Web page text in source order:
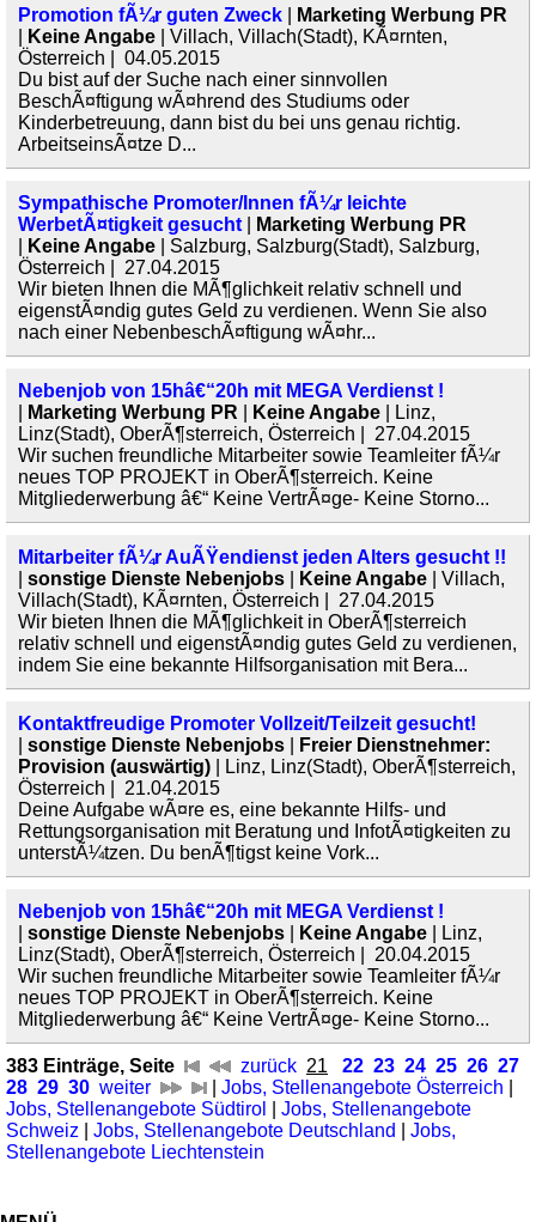
Promotion fÃ¼r guten Zweck
Marketing Werbung PR
Keine Angabe | Villach, Villach(Stadt), KÃ¤rnten,
Österreich | 04.05.2015
Du bist auf der Suche nach einer sinnvollen
BeschÃ¤ftigung wÃ¤hrend des Studiums oder
Kinderbetreuung, dann bist du bei uns genau richtig.
ArbeitseinsÃ¤tze D...
Sympathische Promoter/Innen fÃ¼r leichte
WerbetÃ¤tigkeit gesucht
Marketing Werbung PR
Keine Angabe | Salzburg, Salzburg(Stadt), Salzburg,
Österreich | 27.04.2015
Wir bieten Ihnen die MÃ¶glichkeit relativ schnell und
eigenstÃ¤ndig gutes Geld zu verdienen. Wenn Sie also
nach einer NebenbeschÃ¤ftigung wÃ¤hr...
Nebenjob von 15hâ€“20h mit MEGA Verdienst !
Marketing Werbung PR Keine Angabe | Linz,
Linz(Stadt), OberÃ¶sterreich, Österreich | 27.04.2015
Wir suchen freundliche Mitarbeiter sowie Teamleiter fÃ¼r
neues TOP PROJEKT in OberÃ¶sterreich. Keine
Mitgliederwerbung â€“ Keine VertrÃ¤ge- Keine Storno...
Mitarbeiter fÃ¼r AuÃŸendienst jeden Alters gesucht !!
sonstige Dienste Nebenjobs Keine Angabe | Villach,
Villach(Stadt), KÃ¤rnten, Österreich | 27.04.2015
Wir bieten Ihnen die MÃ¶glichkeit in OberÃ¶sterreich
relativ schnell und eigenstÃ¤ndig gutes Geld zu verdienen,
indem Sie eine bekannte Hilfsorganisation mit Bera...
Kontaktfreudige Promoter Vollzeit/Teilzeit gesucht!
sonstige Dienste Nebenjobs
Freier Dienstnehmer:
Provision (auswärtig) | Linz, Linz(Stadt), OberÃ¶sterreich,
Österreich | 21.04.2015
Deine Aufgabe wÃ¤re es, eine bekannte Hilfs- und
Rettungsorganisation mit Beratung und InfotÃ¤tigkeiten zu
unterstÃ¼tzen. Du benÃ¶tigst keine Vork...
Nebenjob von 15hâ€“20h mit MEGA Verdienst !
sonstige Dienste Nebenjobs Keine Angabe | Linz,
Linz(Stadt), OberÃ¶sterreich, Österreich | 20.04.2015
Wir suchen freundliche Mitarbeiter sowie Teamleiter fÃ¼r
neues TOP PROJEKT in OberÃ¶sterreich. Keine
Mitgliederwerbung â€“ Keine VertrÃ¤ge- Keine Storno...
383 Einträge, Seite zurück 21 22 23 24 25 26 27
28 29 30 weiter Jobs, Stellenangebote Österreich
Jobs, Stellenangebote Südtirol
Jobs, Stellenangebote
Schweiz
Jobs, Stellenangebote Deutschland
Jobs,
Stellenangebote Liechtenstein